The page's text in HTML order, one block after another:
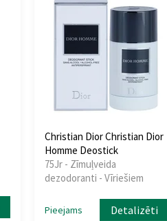
Christian Dior Christian Dior
Homme Deostick
75Jr - Zīmuļveida
dezodoranti - Vīriešiem
Pieejams Detalizēti